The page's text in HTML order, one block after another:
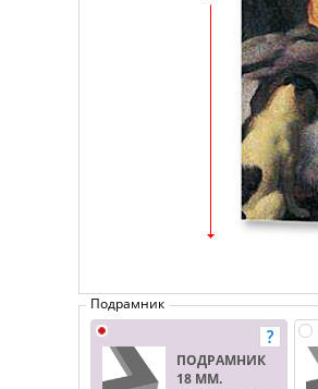
Подрамник
ПОДРАМНИК
18 ММ.